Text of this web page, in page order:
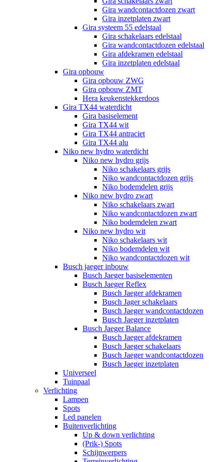
Gira wandcontactdozen zwart
Gira inzetplaten zwart
Gira systeem 55 edelstaal
Gira schakelaars edelstaal
Gira wandcontactdozen edelstaal
Gira afdekramen edelstaal
Gira inzetplaten edelstaal
Gira opbouw
Gira opbouw ZWG
Gira opbouw ZMT
Hera keukenstekkerdoos
Gira TX44 waterdicht
Gira basiselement
Gira TX44 wit
Gira TX44 antraciet
Gira TX44 alu
Niko new hydro waterdicht
Niko new hydro grijs
Niko schakelaars grijs
Niko wandcontactdozen grijs
Niko bodemdelen grijs
Niko new hydro zwart
Niko schakelaars zwart
Niko wandcontactdozen zwart
Niko bodemdelen zwart
Niko new hydro wit
Niko schakelaars wit
Niko bodemdelen wit
Niko wandcontactdozen wit
Busch jaeger inbouw
Busch Jaeger basiselementen
Busch Jaeger Reflex
Busch Jaeger afdekramen
Busch Jager schakelaars
Busch Jaeger wandcontactdozen
Busch Jaeger inzetplaten
Busch Jaeger Balance
Busch Jaeger afdekramen
Busch Jaeger schakelaars
Busch Jaeger wandcontactdozen
Busch Jaeger inzetplaten
Universeel
Tuinpaal
Verlichting
Lampen
Spots
Led panelen
Buitenverlichting
Up & down verlichting
(Prik-) Spots
Schijnwerpers